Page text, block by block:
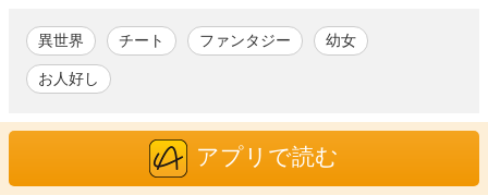
神様から授かった数々のチートスキルと、職人としての技術を
駆使してお悩み解決。
いつしか周りには一癖も二癖もある仲間たちが集まってき
お人好しな職人のドタバタ異世界旅、ここに開幕！
異世界 チート ファンタジー 幼女
お人好し
アプリで読む